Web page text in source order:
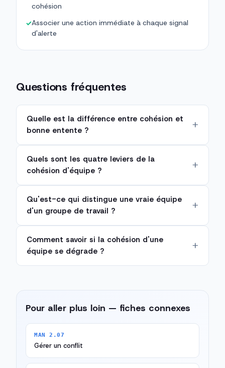
cohésion
✓Associer une action immédiate à chaque signal
d'alerte
Questions fréquentes
Quelle est la différence entre cohésion et
bonne entente ?
Quels sont les quatre leviers de la
cohésion d'équipe ?
Qu'est-ce qui distingue une vraie équipe
d'un groupe de travail ?
Comment savoir si la cohésion d'une
équipe se dégrade ?
Pour aller plus loin — fiches connexes
MAN 2.07
Gérer un conflit